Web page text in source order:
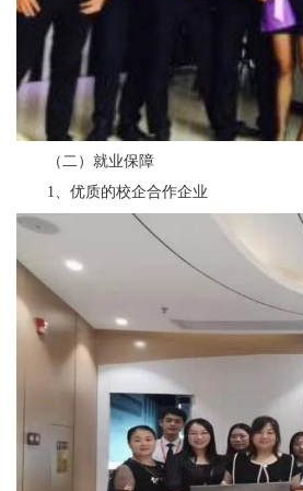
（二）就业保障
1、优质的校企合作企业